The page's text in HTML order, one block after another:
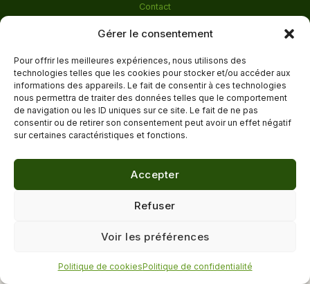
Gérer le consentement
Pour offrir les meilleures expériences, nous utilisons des
technologies telles que les cookies pour stocker et/ou accéder aux
informations des appareils. Le fait de consentir à ces technologies
nous permettra de traiter des données telles que le comportement
de navigation ou les ID uniques sur ce site. Le fait de ne pas
consentir ou de retirer son consentement peut avoir un effet négatif
sur certaines caractéristiques et fonctions.
Accepter
Refuser
Voir les préférences
Politique de cookiesPolitique de confidentialité
Contact